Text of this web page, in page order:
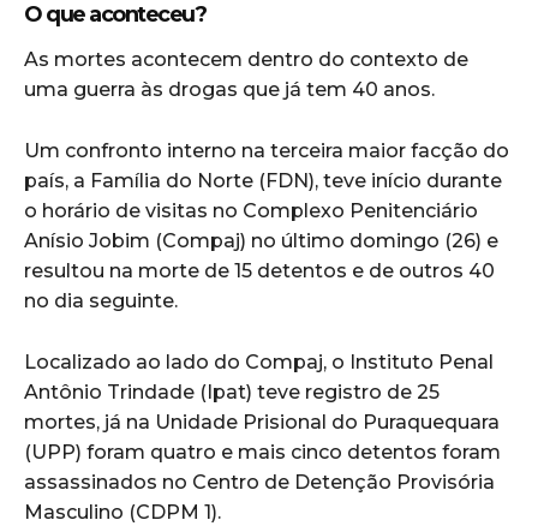
O que aconteceu?
As mortes acontecem dentro do contexto de
uma guerra às drogas que já tem 40 anos.
Um confronto interno na terceira maior facção do
país, a Família do Norte (FDN), teve início durante
o horário de visitas no Complexo Penitenciário
Anísio Jobim (Compaj) no último domingo (26) e
resultou na morte de 15 detentos e de outros 40
no dia seguinte.
Localizado ao lado do Compaj, o Instituto Penal
Antônio Trindade (Ipat) teve registro de 25
mortes, já na Unidade Prisional do Puraquequara
(UPP) foram quatro e mais cinco detentos foram
assassinados no Centro de Detenção Provisória
Masculino (CDPM 1).